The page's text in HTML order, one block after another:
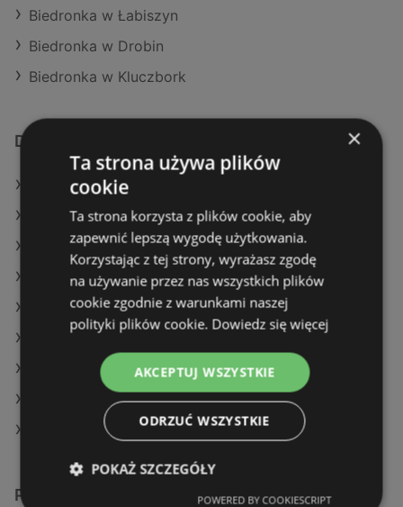
Biedronka w Łabiszyn
Biedronka w Drobin
Biedronka w Kluczbork
Dodatkowe łącza
Oferty Biedronka
Oferty Action
Oferty Selgros
Aktualne gazetki Netto
Aktualne gazetki POLOmarket
Aktualne gazetki Aldi
Aktualne gazetki Auchan
Aktualne gazetki Carrefour
Sklepy Biedronka w Międzyzdroje
Podobne sklepy detaliczne
×
Ta strona używa plików
cookie
Ta strona korzysta z plików cookie, aby
zapewnić lepszą wygodę użytkowania.
Korzystając z tej strony, wyrażasz zgodę
na używanie przez nas wszystkich plików
cookie zgodnie z warunkami naszej
polityki plików cookie. Dowiedz się więcej
AKCEPTUJ WSZYSTKIE
ODRZUĆ WSZYSTKIE
POKAŻ SZCZEGÓŁY
POWERED BY COOKIESCRIPT